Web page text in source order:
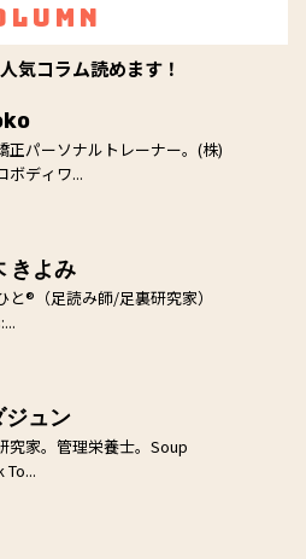
気コラム読めます！
正パーソナルトレーナー。(株)
ボディワ...
きよみ
と®（足読み師/足裏研究家）
ジュン
究家。管理栄養士。Soup
To...